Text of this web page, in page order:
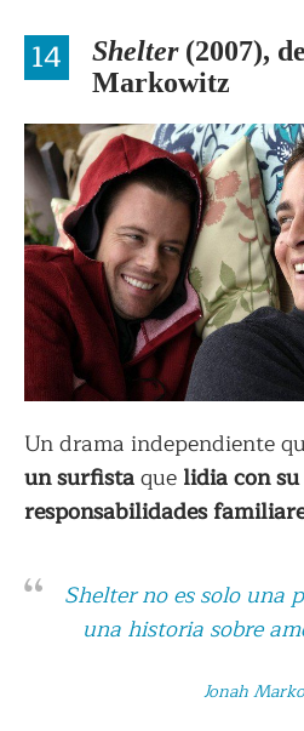
14 Shelter (2007),
Markowitz
Un drama independiente
un surfistaque lidia con
responsabilidades
Shelterno es solo una
una historia sobre
Jonah